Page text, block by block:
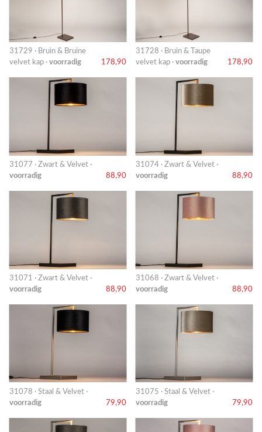
31729 · Bruin & Bruine
velvet kap · voorradig 178,90
31728 · Bruin & Taupe
velvet kap · voorradig 178,90
31077 · Zwart & Velvet ·
voorradig
88,90
31074 · Zwart & Velvet ·
voorradig
88,90
31071 · Zwart & Velvet ·
voorradig
88,90
31068 · Zwart & Velvet ·
voorradig
88,90
31078 · Staal & Velvet ·
voorradig
79,90
31075 · Staal & Velvet ·
voorradig
79,90